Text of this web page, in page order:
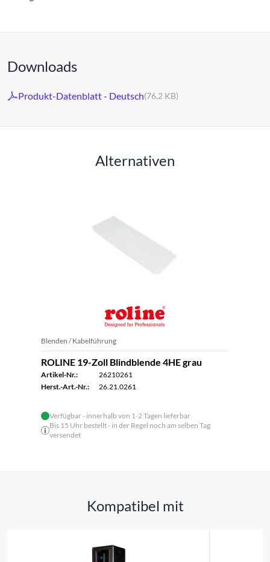
Downloads
Produkt-Datenblatt - Deutsch(76,2 KB)
Alternativen
Blenden / Kabelführung
ROLINE 19-Zoll Blindblende 4HE grau
Artikel-Nr.:
26210261
Herst.-Art.-Nr.:
26.21.0261
Verfügbar - innerhalb von 1-2 Tagen lieferbar
Bis 15 Uhr bestellt - in der Regel noch am selben Tag
versendet
Kompatibel mit